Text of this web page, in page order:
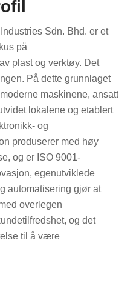
Sdn. Bhd. er et
på
plast og verktøy. Det
På dette grunnlaget
maskinene, ansatt
lokalene og etablert
og
produserer med høy
og er ISO 9001-
egenutviklede
automatisering gjør at
overlegen
og det
til å være